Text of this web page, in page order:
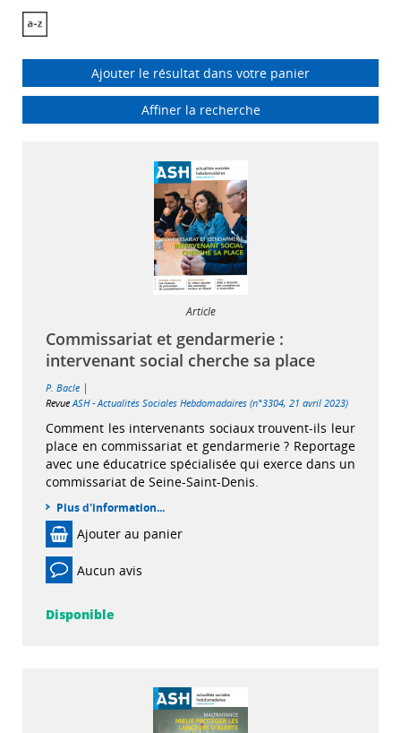
Ajouter le résultat dans votre panier
Affiner la recherche
Article
Commissariat et gendarmerie :
intervenant social cherche sa place
P. Bacle |
RevueASH - Actualités Sociales Hebdomadaires (n°3304, 21 avril 2023)
Comment les intervenants sociaux trouvent-ils leur
place en commissariat et gendarmerie ? Reportage
avec une éducatrice spécialisée qui exerce dans un
commissariat de Seine-Saint-Denis.
Plus d'information...
Ajouter au panier
Aucun avis
Disponible